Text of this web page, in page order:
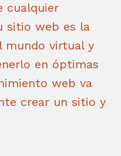
cualquier
sitio web es la
mundo virtual y
en óptimas
web va
crear un sitio y